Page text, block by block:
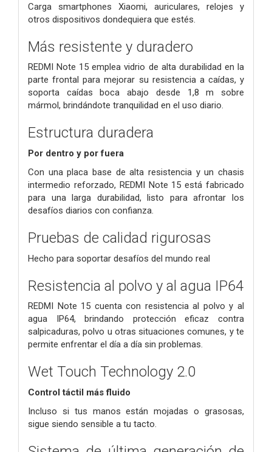
Carga smartphones Xiaomi, auriculares, relojes y
otros dispositivos dondequiera que estés.
Más resistente y duradero
REDMI Note 15 emplea vidrio de alta durabilidad en la
parte frontal para mejorar su resistencia a caídas, y
soporta caídas boca abajo desde 1,8 m sobre
mármol, brindándote tranquilidad en el uso diario.
Estructura duradera
Por dentro y por fuera
Con una placa base de alta resistencia y un chasis
intermedio reforzado, REDMI Note 15 está fabricado
para una larga durabilidad, listo para afrontar los
desafíos diarios con confianza.
Pruebas de calidad rigurosas
Hecho para soportar desafíos del mundo real
Resistencia al polvo y al agua IP64
REDMI Note 15 cuenta con resistencia al polvo y al
agua IP64, brindando protección eficaz contra
salpicaduras, polvo u otras situaciones comunes, y te
permite enfrentar el día a día sin problemas.
Wet Touch Technology 2.0
Control táctil más fluido
Incluso si tus manos están mojadas o grasosas,
sigue siendo sensible a tu tacto.